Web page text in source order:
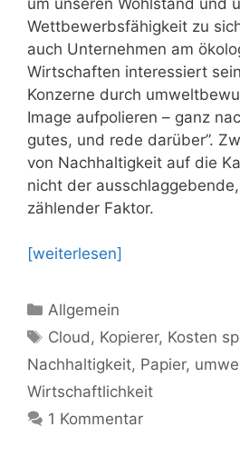
Wettbewerbsfähigkeit zu
auch Unternehmen am
Wirtschaften interessiert
Konzerne durch
Image aufpolieren – ganz
gutes, und rede darüber”.
von Nachhaltigkeit auf die
nicht der
zählender Faktor.
[weiterlesen]
Kategorien
Allgemein
Schlagwörter
Cloud, Kopierer, Kosten
Nachhaltigkeit, Papier,
Wirtschaftlichkeit
1 Kommentar